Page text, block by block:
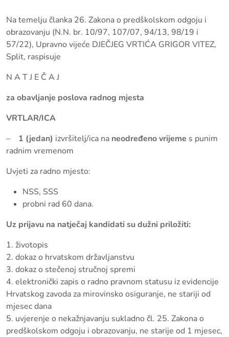
Na temelju članka 26. Zakona o predškolskom odgoju i
obrazovanju (N.N. br. 10/97, 107/07, 94/13, 98/19 i
57/22), Upravno vijeće DJEČJEG VRTIĆA GRIGOR VITEZ,
Split, raspisuje
N A T J E Č A J
za obavljanje poslova radnog mjesta
VRTLAR/ICA
– 1 (jedan) izvršitelj/ica na neodređeno vrijeme s punim
radnim vremenom
Uvjeti za radno mjesto:
NSS, SSS
probni rad 60 dana.
Uz prijavu na natječaj kandidati su dužni priložiti:
1. životopis
2. dokaz o hrvatskom državljanstvu
3. dokaz o stečenoj stručnoj spremi
4. elektronički zapis o radno pravnom statusu iz evidencije
Hrvatskog zavoda za mirovinsko osiguranje, ne stariji od
mjesec dana
5. uvjerenje o nekažnjavanju sukladno čl. 25. Zakona o
predškolskom odgoju i obrazovanju, ne starije od 1 mjesec,